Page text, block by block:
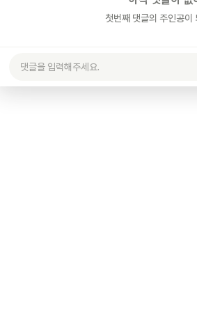
첫번째 댓글의 주인공이